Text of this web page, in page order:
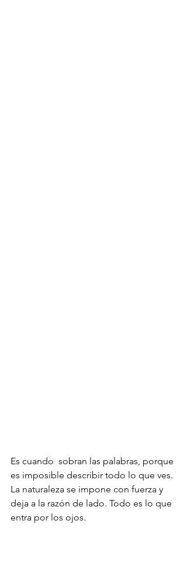
Es cuando  sobran las palabras, porque
es imposible describir todo lo que ves.
La naturaleza se impone con fuerza y
deja a la razón de lado. Todo es lo que
entra por los ojos.